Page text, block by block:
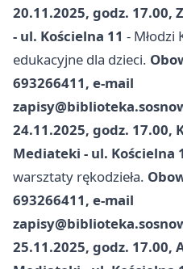
20.11.2025, godz. 17.00,
- ul. Kościelna 11 - Młodzi
edukacyjne dla dzieci.
693266411, e-mail
24.11.2025, godz. 17.00,
Mediateki - ul. Kościelna
warsztaty rękodzieła.
693266411, e-mail
25.11.2025, godz. 17.00,